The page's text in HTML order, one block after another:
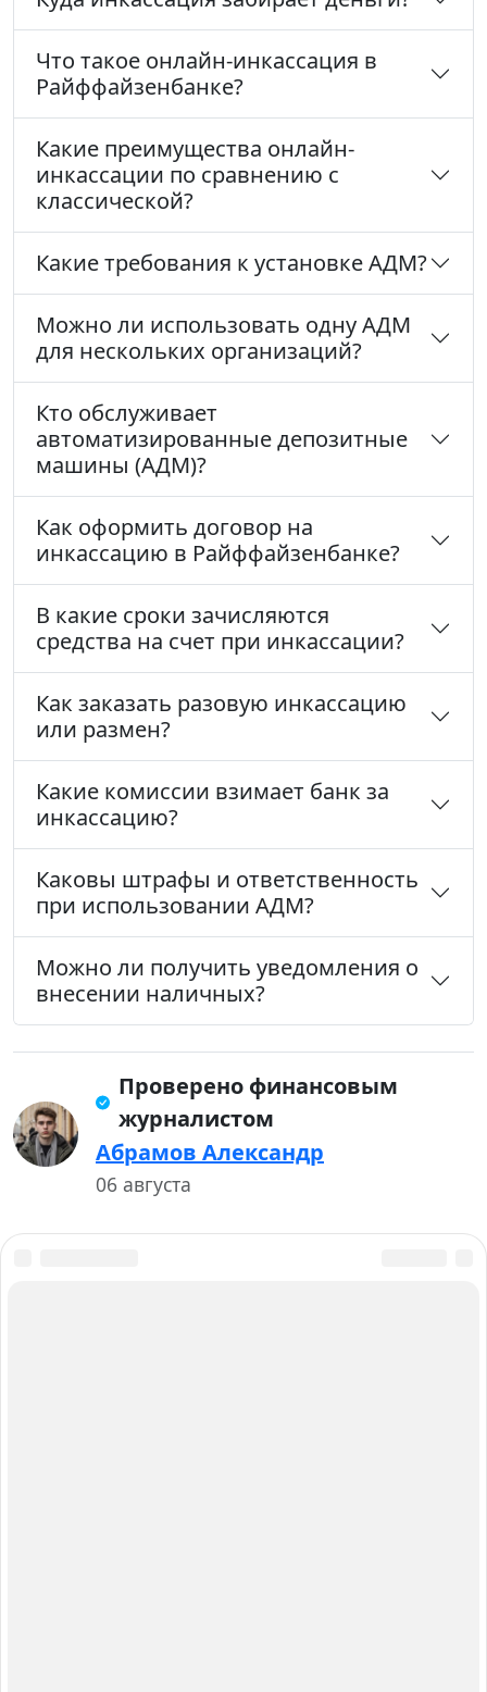
Что такое онлайн-инкассация в
Райффайзенбанке?
Какие преимущества онлайн-
инкассации по сравнению с
классической?
Какие требования к установке АДМ?
Можно ли использовать одну АДМ
для нескольких организаций?
Кто обслуживает
автоматизированные депозитные
машины (АДМ)?
Как оформить договор на
инкассацию в Райффайзенбанке?
В какие сроки зачисляются
средства на счет при инкассации?
Как заказать разовую инкассацию
или размен?
Какие комиссии взимает банк за
инкассацию?
Каковы штрафы и ответственность
при использовании АДМ?
Можно ли получить уведомления о
внесении наличных?
Проверено финансовым
журналистом
Абрамов Александр
06 августа